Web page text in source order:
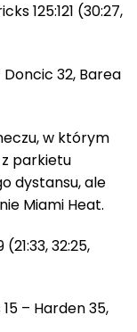
125:121 (30:27,
Doncic 32, Barea
w którym
parkietu
dystansu, ale
Miami Heat.
32:25,
– Harden 35,